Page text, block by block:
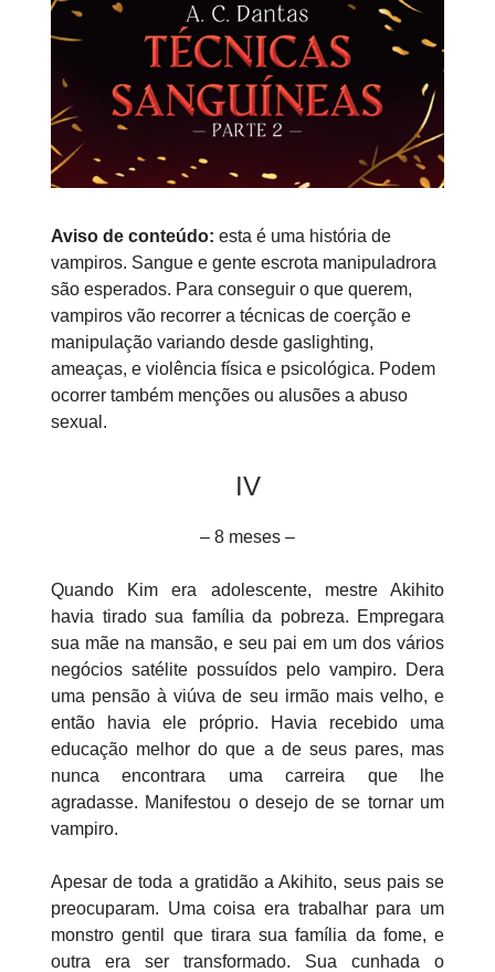
Aviso de conteúdo: esta é uma história de
vampiros. Sangue e gente escrota manipuladrora
são esperados. Para conseguir o que querem,
vampiros vão recorrer a técnicas de coerção e
manipulação variando desde gaslighting,
ameaças, e violência física e psicológica. Podem
ocorrer também menções ou alusões a abuso
sexual.
IV
– 8 meses –
Quando Kim era adolescente, mestre Akihito
havia tirado sua família da pobreza. Empregara
sua mãe na mansão, e seu pai em um dos vários
negócios satélite possuídos pelo vampiro. Dera
uma pensão à viúva de seu irmão mais velho, e
então havia ele próprio. Havia recebido uma
educação melhor do que a de seus pares, mas
nunca encontrara uma carreira que lhe
agradasse. Manifestou o desejo de se tornar um
vampiro.
Apesar de toda a gratidão a Akihito, seus pais se
preocuparam. Uma coisa era trabalhar para um
monstro gentil que tirara sua família da fome, e
outra era ser transformado. Sua cunhada o